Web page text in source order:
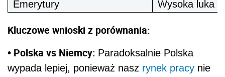
Emerytury
Wysoka luka
Kluczowe wnioski z porównania:
• Polska vs Niemcy: Paradoksalnie Polska
wypada lepiej, ponieważ nasz rynek pracy nie